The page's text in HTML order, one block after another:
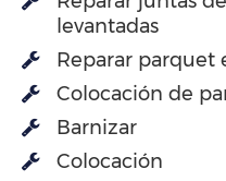
levantadas
Reparar parquet
Colocación de
Barnizar
Colocación